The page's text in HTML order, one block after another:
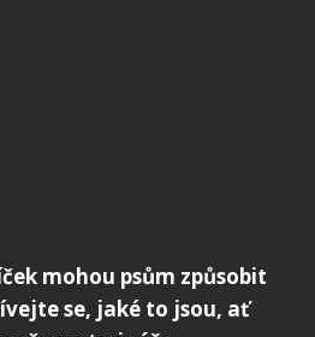
mohou psům způsobit
se, jaké to jsou, ať